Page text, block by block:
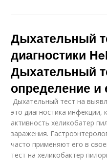
Дыхательный
диагностики
Дыхательный
определение и
Дыхательный тест на
это диагностика инфекции,
активность хеликобатер
заражения.
часто применяют его в
тест на хеликобактер